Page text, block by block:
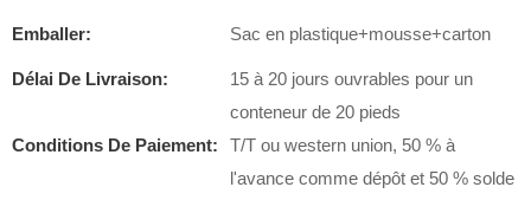
Emballer: Sac en plastique+mousse+carton
Délai De Livraison:
15 à 20 jours ouvrables pour un
conteneur de 20 pieds
Conditions De Paiement:
T/T ou western union, 50 % à
l'avance comme dépôt et 50 % solde